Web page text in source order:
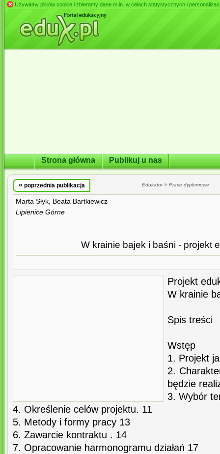
Używamy plików cookie i zbieramy dane m.in. w celach statystycznych i
Strona główna Publikuj u nas
« poprzednia publikacja Edukator» Prace dyplomowe
Marta Słyk, Beata Bartkiewicz
Lipienice Górne
W krainie bajek i baśni - projekt
Projekt
W krainie
Spis treści
Wstęp
1. Projekt
2.
będzie
3. Wybór
4. Określenie celów projektu. 11
5. Metody i formy pracy 13
6. Zawarcie kontraktu . 14
7. Opracowanie harmonogramu działań 17